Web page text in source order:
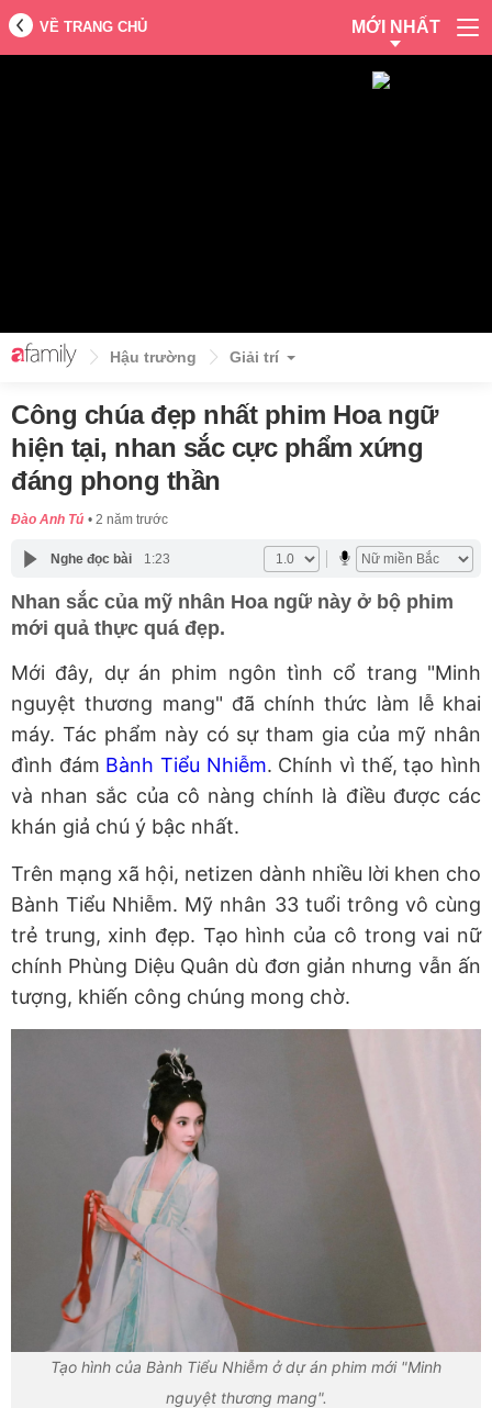
VỀ TRANG CHỦ MỚI NHẤT
Hậu trường Giải trí
Công chúa đẹp nhất phim Hoa ngữ
hiện tại, nhan sắc cực phẩm xứng
đáng phong thần
Đào Anh Tú 2 năm trước
Nghe đọc bài 1:23
Nhan sắc của mỹ nhân Hoa ngữ này ở bộ phim
mới quả thực quá đẹp.
Mới đây, dự án phim ngôn tình cổ trang "Minh
nguyệt thương mang" đã chính thức làm lễ khai
máy. Tác phẩm này có sự tham gia của mỹ nhân
đình đám Bành Tiểu Nhiễm. Chính vì thế, tạo hình
và nhan sắc của cô nàng chính là điều được các
khán giả chú ý bậc nhất.
Trên mạng xã hội, netizen dành nhiều lời khen cho
Bành Tiểu Nhiễm. Mỹ nhân 33 tuổi trông vô cùng
trẻ trung, xinh đẹp. Tạo hình của cô trong vai nữ
chính Phùng Diệu Quân dù đơn giản nhưng vẫn ấn
tượng, khiến công chúng mong chờ.
Tạo hình của Bành Tiểu Nhiễm ở dự án phim mới "Minh
nguyệt thương mang".